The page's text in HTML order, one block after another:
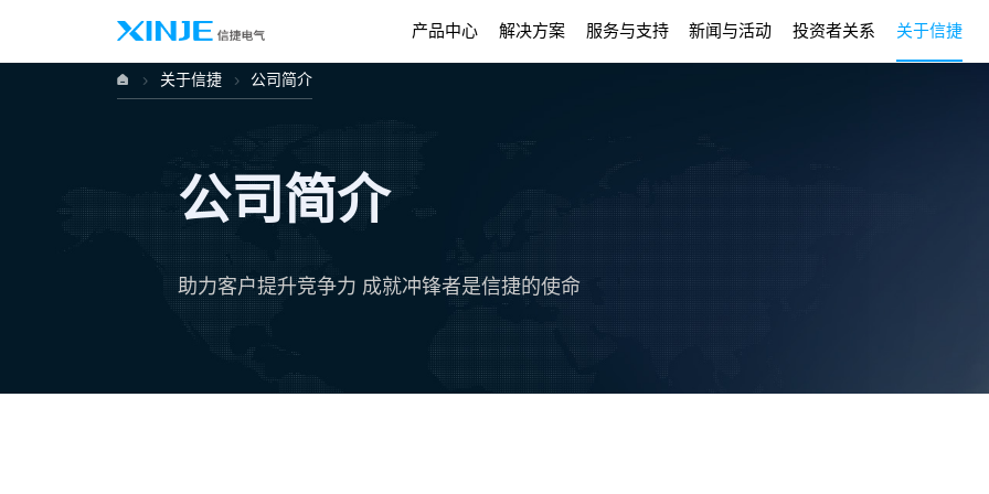
产品中心 解决方案 服务与支持 新闻与活动 投资者关系 关于信捷
关于信捷 公司简介
公司简介
助力客户提升竞争力 成就冲锋者是信捷的使命